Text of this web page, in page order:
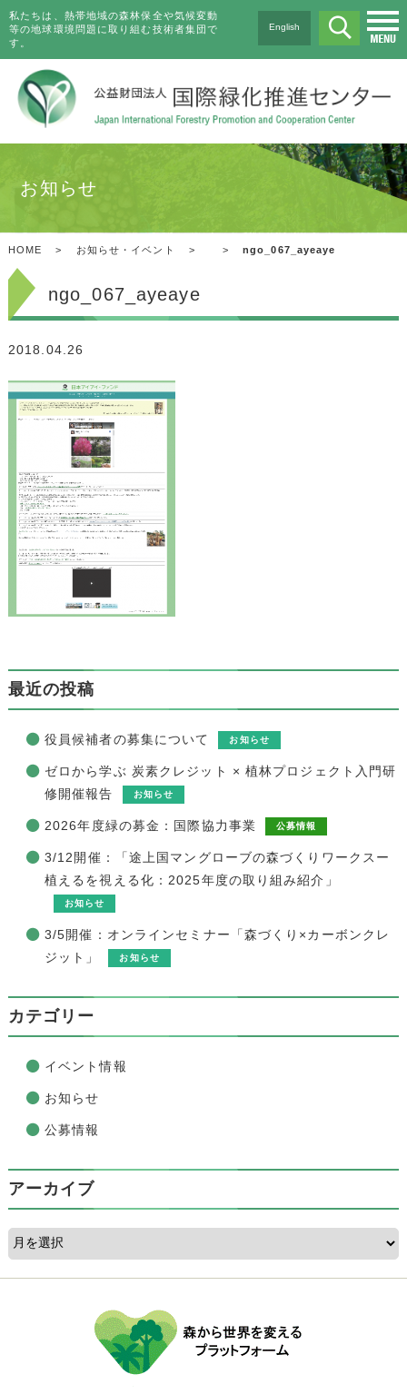
私たちは、熱帯地域の森林保全や気候変動
等の地球環境問題に取り組む技術者集団で
す。
English
お知らせ
HOME > お知らせ・イベント > > ngo_067_ayeaye
ngo_067_ayeaye
2018.04.26
最近の投稿
役員候補者の募集について お知らせ
ゼロから学ぶ 炭素クレジット × 植林プロジェクト入門研
修開催報告
お知らせ
2026年度緑の募金：国際協力事業 公募情報
3/12開催：「途上国マングローブの森づくりワークスー
植えるを視える化：2025年度の取り組み紹介」
お知らせ
3/5開催：オンラインセミナー「森づくり×カーボンクレ
ジット」
お知らせ
カテゴリー
イベント情報
お知らせ
公募情報
アーカイブ